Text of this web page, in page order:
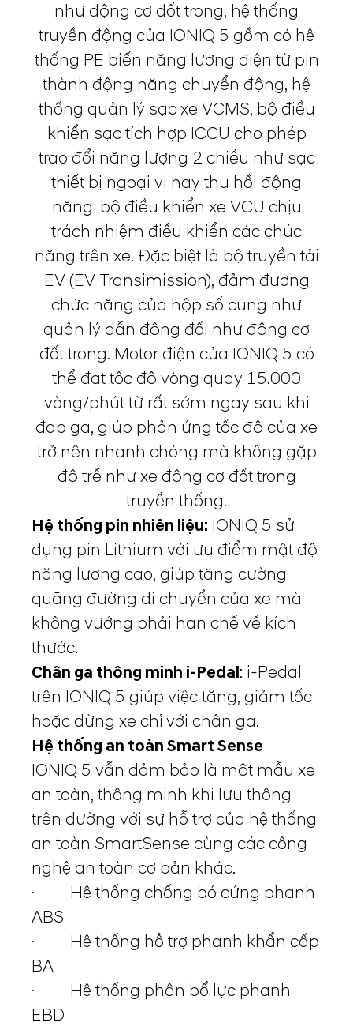
như động cơ đốt trong, hệ thống
truyền động của IONIQ 5 gồm có hệ
thống PE biến năng lượng điện từ pin
thành động năng chuyển động, hệ
thống quản lý sạc xe VCMS, bộ điều
khiển sạc tích hợp ICCU cho phép
trao đổi năng lượng 2 chiều như sạc
thiết bị ngoại vi hay thu hồi động
năng; bộ điều khiển xe VCU chịu
trách nhiệm điều khiển các chức
năng trên xe. Đặc biệt là bộ truyền tải
EV (EV Transimission), đảm đương
chức năng của hộp số cũng như
quản lý dẫn động đối như động cơ
đốt trong. Motor điện của IONIQ 5 có
thể đạt tốc độ vòng quay 15.000
vòng/phút từ rất sớm ngay sau khi
đạp ga, giúp phản ứng tốc độ của xe
trở nên nhanh chóng mà không gặp
độ trễ như xe động cơ đốt trong
truyền thống.
Hệ thống pin nhiên liệu: IONIQ 5 sử
dụng pin Lithium với ưu điểm mật độ
năng lượng cao, giúp tăng cường
quãng đường di chuyển của xe mà
không vướng phải hạn chế về kích
thước.
Chân ga thông minh i-Pedal: i-Pedal
trên IONIQ 5 giúp việc tăng, giảm tốc
hoặc dừng xe chỉ với chân ga.
Hệ thống an toàn Smart Sense
IONIQ 5 vẫn đảm bảo là một mẫu xe
an toàn, thông minh khi lưu thông
trên đường với sự hỗ trợ của hệ thống
an toàn SmartSense cùng các công
nghệ an toàn cơ bản khác.
· Hệ thống chống bó cứng phanh
ABS
· Hệ thống hỗ trợ phanh khẩn cấp
BA
· Hệ thống phân bổ lực phanh
EBD